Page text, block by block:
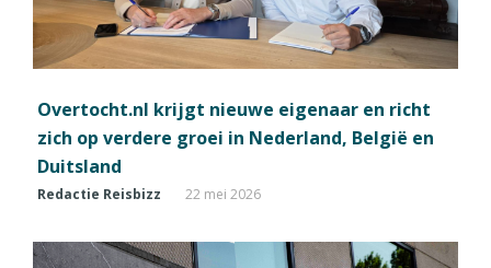
Overtocht.nl krijgt nieuwe eigenaar en richt
zich op verdere groei in Nederland, België en
Duitsland
Redactie Reisbizz 22 mei 2026